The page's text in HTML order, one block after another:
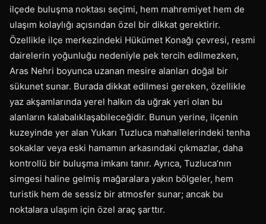
ilçede buluşma noktası seçimi, hem mahremiyet hem de
ulaşım kolaylığı açısından özel bir dikkat gerektirir.
Özellikle ilçe merkezindeki Hükümet Konağı çevresi, resmi
dairelerin yoğunluğu nedeniyle pek tercih edilmezken,
Aras Nehri boyunca uzanan mesire alanları doğal bir
sükunet sunar. Burada dikkat edilmesi gereken, özellikle
yaz akşamlarında yerel halkın da uğrak yeri olan bu
alanların kalabalıklaşabileceğidir. Bunun yerine, ilçenin
kuzeyinde yer alan Yukarı Tuzluca mahallelerindeki tenha
sokaklar veya eski hamamın arkasındaki çıkmazlar, daha
kontrollü bir buluşma imkanı tanır. Ayrıca, Tuzluca’nın
simgesi haline gelmiş mağaralara yakın bölgeler, hem
turistik hem de sessiz bir atmosfer sunar; ancak bu
noktalara ulaşım için özel araç şarttır.